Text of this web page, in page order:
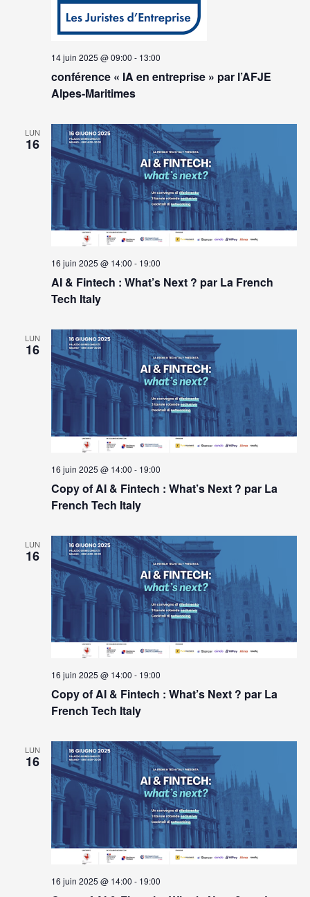
conférence « IA en entreprise » par l’AFJE
Alpes-Maritimes
14 juin 2025 @ 09:00 - 13:00
LUN
16
AI & Fintech : What’s Next ? par La French
Tech Italy
16 juin 2025 @ 14:00 - 19:00
LUN
16
Copy of AI & Fintech : What’s Next ? par La
French Tech Italy
16 juin 2025 @ 14:00 - 19:00
LUN
16
Copy of AI & Fintech : What’s Next ? par La
French Tech Italy
16 juin 2025 @ 14:00 - 19:00
LUN
16
16 juin 2025 @ 14:00 - 19:00